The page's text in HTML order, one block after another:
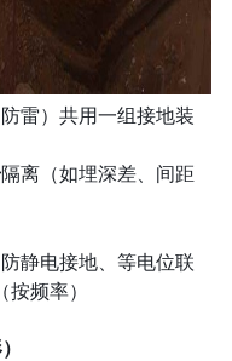
雷）共用一组接地装
隔离（如埋深差、间距
静电接地、等电位联
频率）